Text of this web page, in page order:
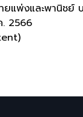
ยแพ่งและพานิชย์
. 2566